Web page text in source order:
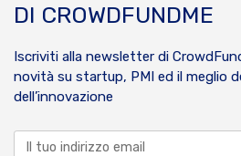
DI CROWDFUNDME
Iscriviti alla newsletter di
novità su startup, PMI ed il meglio
dell’innovazione